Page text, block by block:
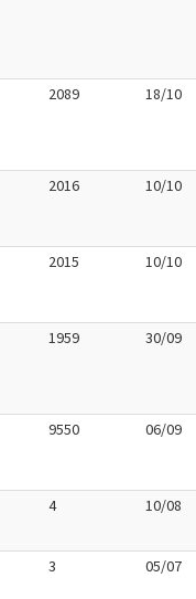
2089 18/10
2016 10/10
2015 10/10
1959 30/09
9550 06/09
4 10/08
3 05/07